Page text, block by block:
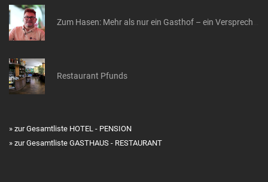
Restaurant Pfunds
» zur Gesamtliste HOTEL - PENSION
» zur Gesamtliste GASTHAUS - RESTAURANT